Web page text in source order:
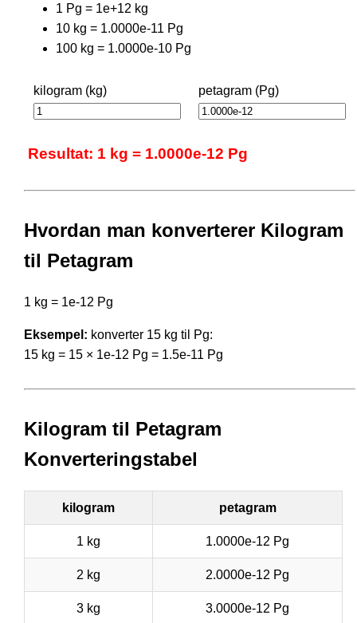
1 Pg = 1e+12 kg
10 kg = 1.0000e-11 Pg
100 kg = 1.0000e-10 Pg
kilogram (kg) petagram (Pg)
Resultat: 1 kg = 1.0000e-12 Pg
Hvordan man konverterer Kilogram
til Petagram
1 kg = 1e-12 Pg
Eksempel: konverter 15 kg til Pg:
15 kg = 15 × 1e-12 Pg = 1.5e-11 Pg
Kilogram til Petagram
Konverteringstabel
kilogram petagram
1 kg 1.0000e-12 Pg
2 kg 2.0000e-12 Pg
3 kg 3.0000e-12 Pg